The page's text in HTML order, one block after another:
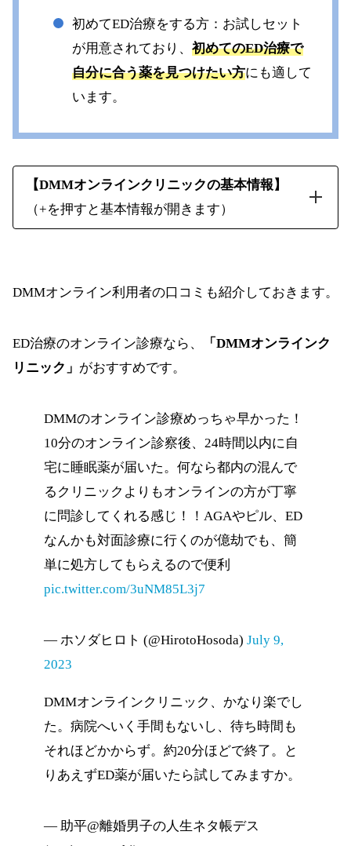
初めてED治療をする方：お試しセット
が用意されており、 初めてのED治療で
自分に合う薬を見つけたい方にも適して
います。
【DMMオンラインクリニックの基本情報】
（+を押すと基本情報が開きます）
予約受付時間 24時間
診療時間・診療日
土日祝：8:00～21:00
無
オンライン診療 有
薬以外の治療 無
ED治療薬費用
（1ヶ月毎10錠）
バイアグラジェネリック
バイアグラジェネリック
バイアグラシート 25mg：
バイアグラシート 50mg：
レビトラジェネリック
シアリスジェネリック
※税込み、1錠あたり
バイアグラジェネリック
バイアグラジェネリック
バイアグラジェネリック
DMMオンライン利用者の口コミも紹介しておきます。
ED治療のオンライン診療なら、
「DMMオンラインク
リニック」 がおすすめです。
DMMのオンライン診療めっちゃ早かった！
10分のオンライン診察後、24時間以内に自
宅に睡眠薬が届いた。何なら都内の混んで
るクリニックよりもオンラインの方が丁寧
に問診してくれる感じ！！AGAやピル、ED
なんかも対面診療に行くのが億劫でも、簡
単に処方してもらえるので便利
pic.twitter.com/3uNM85L3j7
— ホソダヒロト (@HirotoHosoda) July 9,
2023
DMMオンラインクリニック、かなり楽でし
た。病院へいく手間もないし、待ち時間も
それほどかからず。約20分ほどで終了。と
りあえずED薬が届いたら試してみますか。
— 助平@離婚男子の人生ネタ帳デス